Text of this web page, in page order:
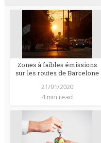
Zones à faibles émissions
sur les routes de Barcelone
21/01/2020
4 min read